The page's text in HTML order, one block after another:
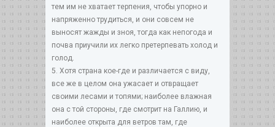
тем им не хватает терпения, чтобы упорно и
напряженно трудиться, и они совсем не
выносят жажды и зноя, тогда как непогода и
почва приучили их легко претерпевать холод и
голод.
5. Хотя страна кое-где и различается с виду,
все же в целом она ужасает и отвращает
своими лесами и топями; наиболее влажная
она с той стороны, где смотрит на Галлию, и
наиболее открыта для ветров там, где